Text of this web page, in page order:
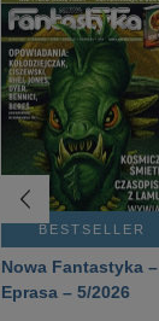
BESTSELLER
Nowa Fantastyka –
Eprasa – 5/2026